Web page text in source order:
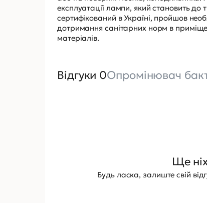
експлуатації лампи, який становить
сертифікований в Україні, пройшов
дотримання санітарних норм в
матеріалів.
Відгуки 0Опромінювач
Ще
Будь ласка, залиште свій